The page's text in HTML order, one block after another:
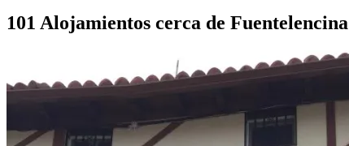
101 Alojamientos cerca de Fuentelencina